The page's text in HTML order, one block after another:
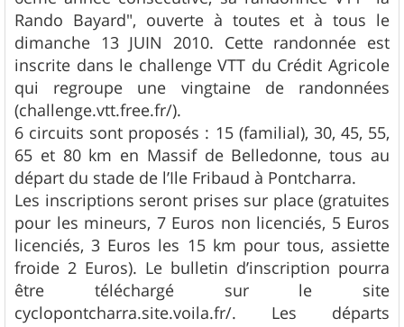
g
e
Rando Bayard", ouverte à toutes et à tous le
dimanche 13 JUIN 2010. Cette randonnée est
inscrite dans le challenge VTT du Crédit Agricole
qui regroupe une vingtaine de randonnées
(challenge.vtt.free.fr/).
6 circuits sont proposés : 15 (familial), 30, 45, 55,
65 et 80 km en Massif de Belledonne, tous au
départ du stade de l’Ile Fribaud à Pontcharra.
Les inscriptions seront prises sur place (gratuites
pour les mineurs, 7 Euros non licenciés, 5 Euros
licenciés, 3 Euros les 15 km pour tous, assiette
froide 2 Euros). Le bulletin d’inscription pourra
être téléchargé sur le site
cyclopontcharra.site.voila.fr/. Les départs